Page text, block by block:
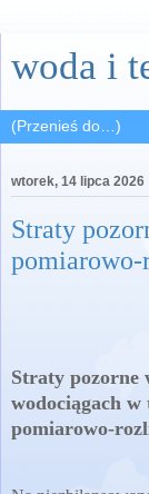
woda i
wtorek, 14 lipca 2026
Straty
Straty pozorne
wodociągach w
pomiarowo-